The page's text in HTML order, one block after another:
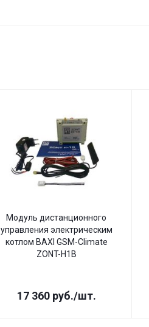
Модуль дистанционного
управления электрическим
котлом BAXI GSM-Climate
ZONT-H1B
17 360руб./шт.